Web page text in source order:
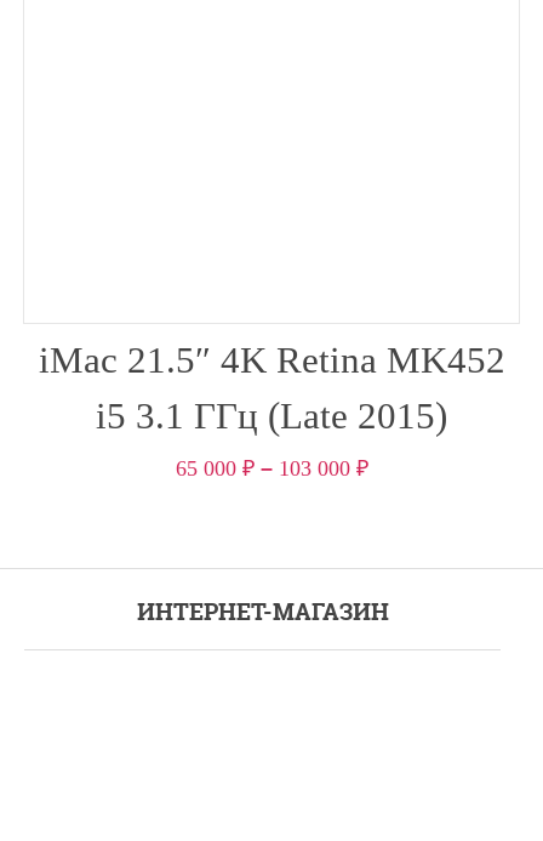
iMac 21.5″ 4K Retina MK452
i5 3.1 ГГц (Late 2015)
65 000 ₽– 103 000 ₽
ИНТЕРНЕТ-МАГАЗИН